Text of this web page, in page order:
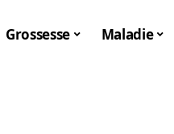
Grossesse Maladie